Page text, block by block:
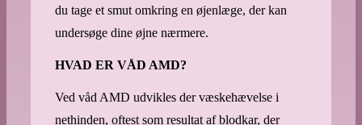
du tage et smut omkring en øjenlæge, der kan
undersøge dine øjne nærmere.
HVAD ER VÅD AMD?
Ved våd AMD udvikles der væskehævelse i
nethinden, oftest som resultat af blodkar, der